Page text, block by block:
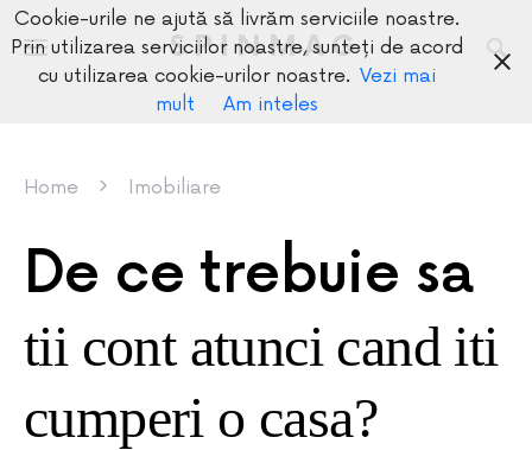
SPINMAG
Home Imobiliare
De ce trebuie sa
tii cont atunci cand iti
cumperi o casa?
Cookie-urile ne ajută să livrăm serviciile noastre.
Prin utilizarea serviciilor noastre, sunteți de acord
cu utilizarea cookie-urilor noastre. Vezi mai
mult
Am inteles